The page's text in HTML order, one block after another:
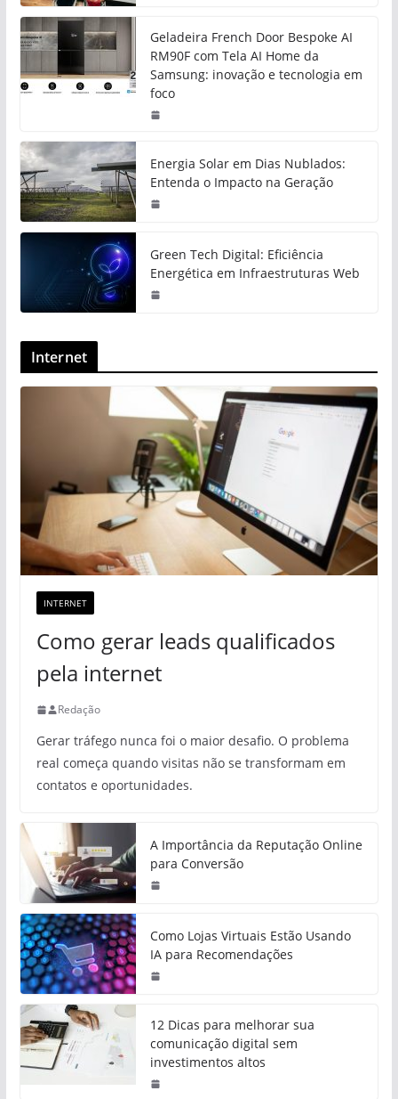
Geladeira French Door Bespoke AI
RM90F com Tela AI Home da
Samsung: inovação e tecnologia em
foco
Energia Solar em Dias Nublados:
Entenda o Impacto na Geração
Green Tech Digital: Eficiência
Energética em Infraestruturas Web
Internet
INTERNET
Como gerar leads qualificados
pela internet
Redação
Gerar tráfego nunca foi o maior desafio. O problema
real começa quando visitas não se transformam em
contatos e oportunidades.
A Importância da Reputação Online
para Conversão
Como Lojas Virtuais Estão Usando
IA para Recomendações
12 Dicas para melhorar sua
comunicação digital sem
investimentos altos